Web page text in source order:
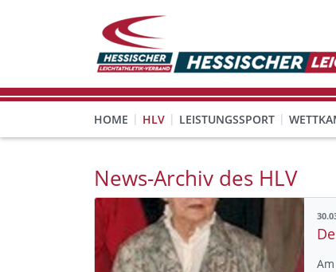
HOME HLV LEISTUNGSSPORT
News-Archiv des HLV